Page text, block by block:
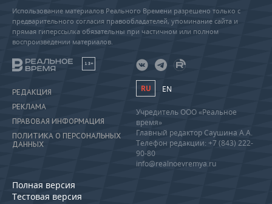
Использование материалов Реального Времени разрешено только с
предварительного согласия правообладателей, упоминание сайта и
прямая гиперссылка обязательны при частичном или полном
воспроизведении материалов.
18+
РЕДАКЦИЯ
РЕКЛАМА
ПРАВОВАЯ ИНФОРМАЦИЯ
ПОЛИТИКА О ПЕРСОНАЛЬНЫХ
ДАННЫХ
Полная версия
Тестовая версия
RU EN
Учредитель ООО «Реальное
время»
Главный редактор Саушина А.А.
Телефон редакции: +7 (843) 222-
90-80
info@realnoevremya.ru